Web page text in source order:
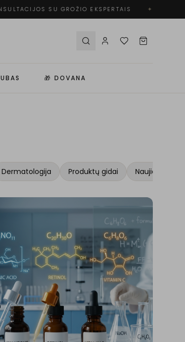
SU GROŽIO EKSPERTAIS ✦
🎁 DOVANA
Dermatologija Produktų gidai Naujienos